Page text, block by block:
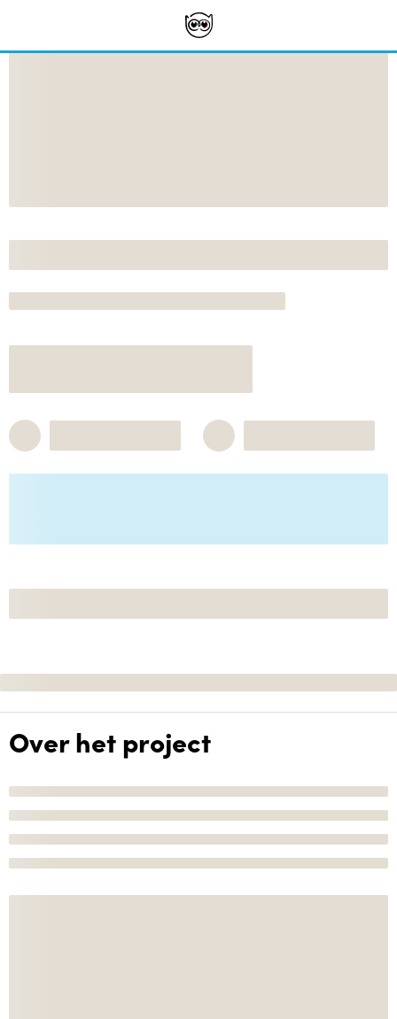
Over het project